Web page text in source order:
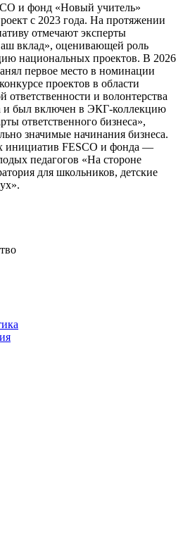
и фонд «Новый учитель»
с 2023 года. На протяжении
отмечают эксперты
вклад», оценивающей роль
национальных проектов. В 2026
первое место в номинации
проектов в области
ответственности и волонтерства
был включен в ЭКГ-коллекцию
ответственного бизнеса»,
значимые начинания бизнеса.
инициатив FESCO и фонда —
педагогов «На стороне
для школьников, детские